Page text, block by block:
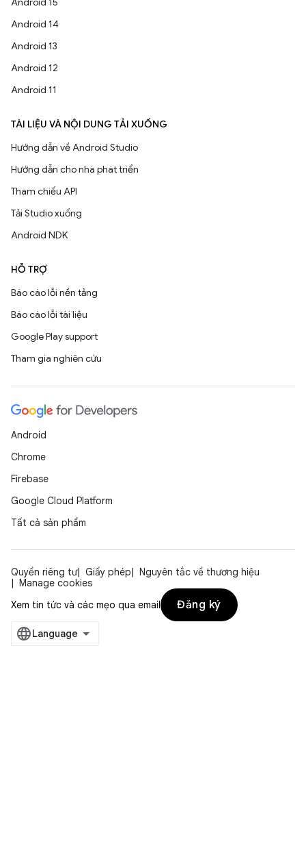
Android 14
Android 13
Android 12
Android 11
TÀI LIỆU VÀ NỘI DUNG TẢI XUỐNG
Hướng dẫn về Android Studio
Hướng dẫn cho nhà phát triển
Tham chiếu API
Tải Studio xuống
Android NDK
HỖ TRỢ
Báo cáo lỗi nền tảng
Báo cáo lỗi tài liệu
Google Play support
Tham gia nghiên cứu
Android
Chrome
Firebase
Google Cloud Platform
Tất cả sản phẩm
Quyền riêng tư Giấy phép
Nguyên tắc về thương hiệu
Manage cookies
Xem tin tức và các mẹo qua email
Đăng ký